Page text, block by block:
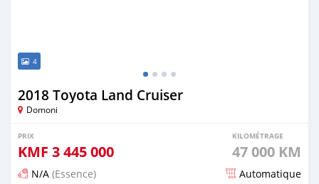
4
2018 Toyota Land Cruiser
Domoni
PRIX
KMF 3 445 000
KILOMÉTRAGE
47 000 KM
N/A (Essence) Automatique